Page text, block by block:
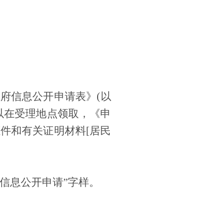
信息公开申请表》 (以
受理地点领取，《申
和有关证明材料[居民
息公开申请”字样。